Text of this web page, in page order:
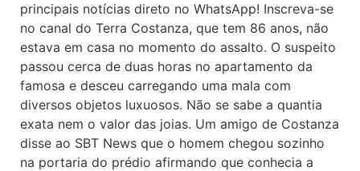
principais notícias direto no WhatsApp! Inscreva-se
no canal do Terra Costanza, que tem 86 anos, não
estava em casa no momento do assalto. O suspeito
passou cerca de duas horas no apartamento da
famosa e desceu carregando uma mala com
diversos objetos luxuosos. Não se sabe a quantia
exata nem o valor das joias. Um amigo de Costanza
disse ao SBT News que o homem chegou sozinho
na portaria do prédio afirmando que conhecia a